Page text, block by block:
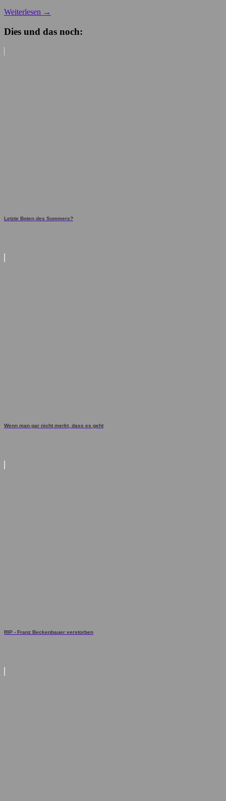
Weiterlesen →
Dies und das noch:
Letzte Boten des Sommers?
Wenn man gar nicht merkt, dass es geht
RIP - Franz Beckenbauer verstorben